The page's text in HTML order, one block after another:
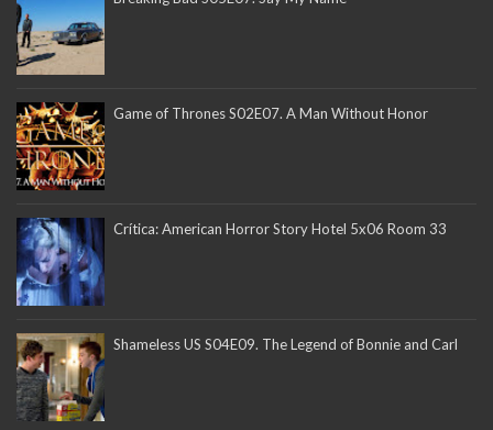
Game of Thrones S02E07. A Man Without Honor
Crítica: American Horror Story Hotel 5x06 Room 33
Shameless US S04E09. The Legend of Bonnie and Carl